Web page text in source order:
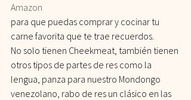
Amazon
para que puedas comprar y cocinar tu
carne favorita que te trae recuerdos.
No solo tienen Cheekmeat, también tienen
otros tipos de partes de res como la
lengua, panza para nuestro Mondongo
venezolano, rabo de res un clásico en las